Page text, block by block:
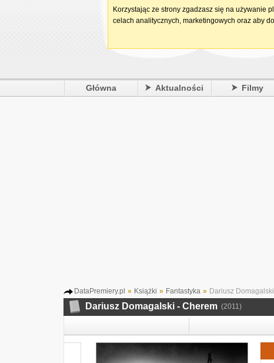
Główna Aktualności Filmy
DataPremiery.pl » Książki » Fantastyka » Dariusz
Dariusz Domagalski - Cherem (2011)
Korzystając ze strony zgadzasz się na używanie
celach analitycznych, marketingowych oraz aby